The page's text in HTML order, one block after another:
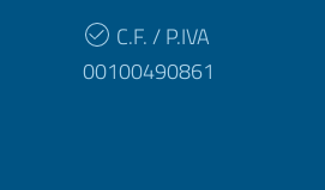
C.F. / P.IVA
00100490861